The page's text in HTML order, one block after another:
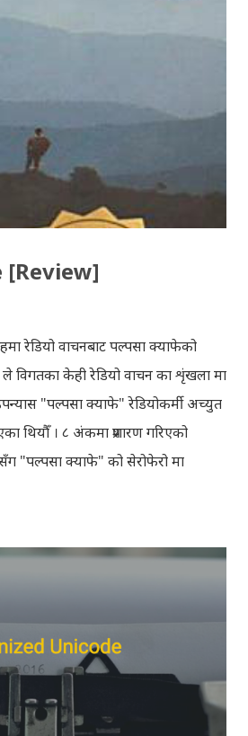
(Deusi,Bhailo)/ तिहार धुन(देउसी
ठाउँमा सजिलोको लागि राखिदिएको मात्र
सर्जक हुनुहुन्छ र गित संगित यहाँबाट
। फेरी एकपटक शुभ दिपावलीको
गर्दछौँ ।
[Review]
रेडियो वाचनबाट पल्पसा क्याफेको
ले विगतका केही रेडियो वाचन का शृंखला मा
"पल्पसा क्याफे" रेडियोकर्मी अच्युत
थियौँ । ८ अंकमा प्रशारण गरिएको
"पल्पसा क्याफे" को सेरोफेरो मा
पनि राख्ने नै छौँ । हामीले भनिरहनुपर्दैन,
घिमिरेलाई धेरै धेरै धन्यवाद । पल्पसा
ले पल्पसा क्याफेलाई कसरी
। खैर कुरो जेसुकै होस्, आज यहाँ म केही
"पल्पसा क्याफे" बारे गरिएको टिप्पणीहरु